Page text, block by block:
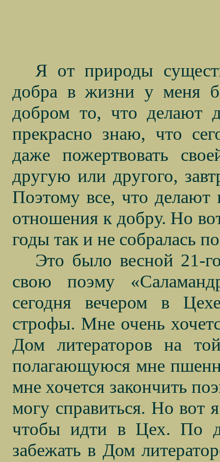
Я от природы
добра в жизни у меня
добром то, что делают
прекрасно знаю, что
даже пожертвовать
другую или другого,
Поэтому все, что делают
отношения к добру. Но
годы так и не собралась
Это было весной 21-
свою поэму
сегодня вечером в
строфы. Мне очень
Дом литераторов на
полагающуюся мне
мне хочется закончить
могу справиться. Но вот
чтобы идти в Цех. По
забежать в Дом